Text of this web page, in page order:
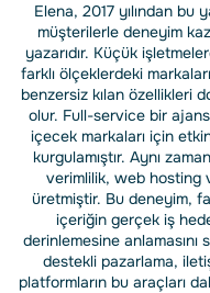
Elena, 2017 yılından
müşterilerle deneyim
yazarıdır. Küçük
farklı ölçeklerdeki
benzersiz kılan özellikleri
olur. Full-service bir
içecek markaları için
kurgulamıştır. Aynı
verimlilik, web hosting
üretmiştir. Bu deneyim,
içeriğin gerçek iş
derinlemesine
destekli pazarlama,
platformların bu araçları